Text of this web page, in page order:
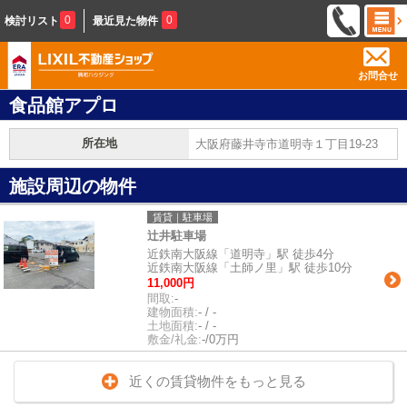
検討リスト 0 最近見た物件 0
お問合せ
食品館アプロ
所在地 大阪府藤井寺市道明寺１丁目19-23
施設周辺の物件
賃貸｜駐車場
辻井駐車場
近鉄南大阪線「道明寺」駅 徒歩4分
近鉄南大阪線「土師ノ里」駅 徒歩10分
11,000円
間取:-
建物面積:- / -
土地面積:- / -
敷金/礼金:-/0万円
近くの賃貸物件をもっと見る